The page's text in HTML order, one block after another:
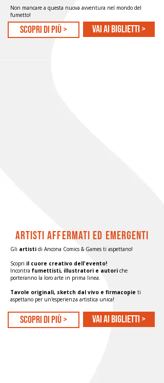
Non mancare a questa nuova avventura nel mondo del
fumetto!
scopri di più > Vai ai biglietti >
artisti affermati ed emergenti
Gli artisti di Ancona Comics & Games ti aspettano!
Scopri il cuore creativo dell'evento!
Incontra fumettisti, illustratori e autori che
porteranno la loro arte in prima linea.
Tavole originali, sketch dal vivo e firmacopie ti
aspettano per un'esperienza artistica unica!
scopri di più > Vai ai biglietti >